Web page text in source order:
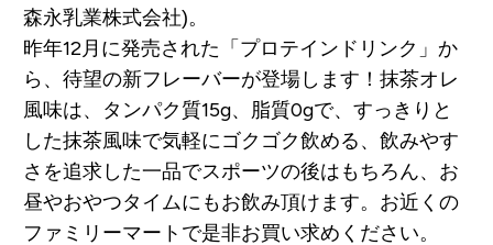
森永乳業株式会社)。
昨年12月に発売された「プロテインドリンク」か
ら、待望の新フレーバーが登場します！抹茶オレ
風味は、タンパク質15g、脂質0gで、すっきりと
した抹茶風味で気軽にゴクゴク飲める、飲みやす
さを追求した一品でスポーツの後はもちろん、お
昼やおやつタイムにもお飲み頂けます。お近くの
ファミリーマートで是非お買い求めください。